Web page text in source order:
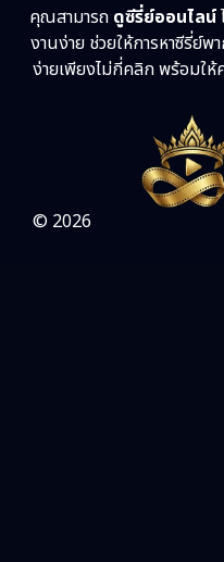
Sci-Fi วิทยาศาสตร์
Science
Slice of Life ชีวิตประจำ
Social Issues สังคม
Spy
คุณสามารถ ดูซีรี่ย์ออนไลน์
งานง่าย ช่วยให้การหาซีรี่ย์พ
ง่ายเพียงไม่กี่คลิก พร้อมใ
© 2026